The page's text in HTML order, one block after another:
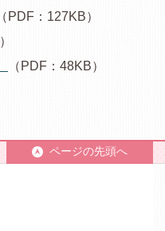
（PDF：127KB）
（PDF：48KB）
ページの先頭へ